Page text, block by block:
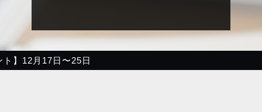
ト】12月17日〜25日